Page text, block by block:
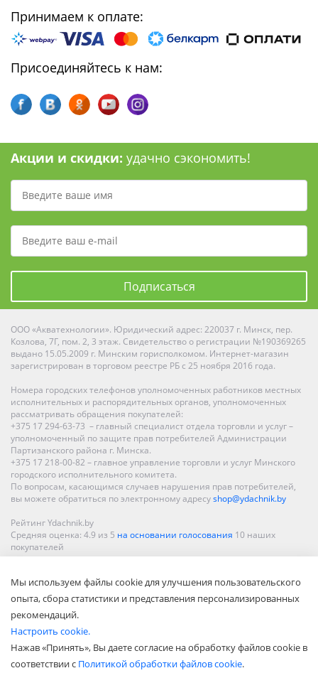
Принимаем к оплате:
Присоединяйтесь к нам:
Акции и скидки: удачно сэкономить!
Подписаться
ООО «Акватехнологии». Юридический адрес: 220037 г. Минск, пер.
Козлова, 7Г, пом. 2, 3 этаж. Свидетельство о регистрации №190369265
выдано 15.05.2009 г. Минским горисполкомом. Интернет-магазин
зарегистрирован в торговом реестре РБ с 25 ноября 2016 года.
Номера городских телефонов уполномоченных работников местных
исполнительных и распорядительных органов, уполномоченных
рассматривать обращения покупателей:
+375 17 294-63-73 – главный специалист отдела торговли и услуг –
уполномоченный по защите прав потребителей Администрации
Партизанского района г. Минска.
+375 17 218-00-82 – главное управление торговли и услуг Минского
городского исполнительного комитета.
По вопросам, касающимся случаев нарушения прав потребителей,
вы можете обратиться по электронному адресуshop@ydachnik.by
Рейтинг Ydachnik.by
Средняя оценка: 4.9 из 5 на основании голосования 10 наших
покупателей
Гродно, Могилеве, Бобруйске, Барановичах, Молодечно,
Новополоцке, Пинске, Солигорске. При заказе в интернет-магазине
доставка осуществляется по всей Беларуси.
Мы используем файлы cookie для улучшения пользовательского
опыта, сбора статистики и представления персонализированных
рекомендаций.
Настроить cookie.
Нажав «Принять», Вы даете согласие на обработку файлов cookie в
соответствии с Политикой обработки файлов cookie.